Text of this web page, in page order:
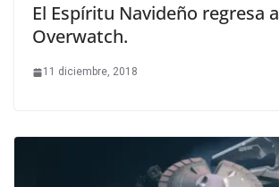
El Espíritu Navideño regresa a
Overwatch.
11 diciembre, 2018